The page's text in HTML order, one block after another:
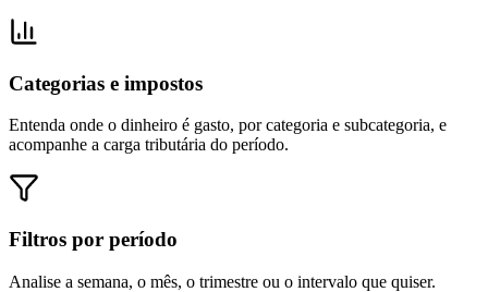
Categorias e impostos
Entenda onde o dinheiro é gasto, por categoria e subcategoria, e
acompanhe a carga tributária do período.
Filtros por período
Analise a semana, o mês, o trimestre ou o intervalo que quiser.